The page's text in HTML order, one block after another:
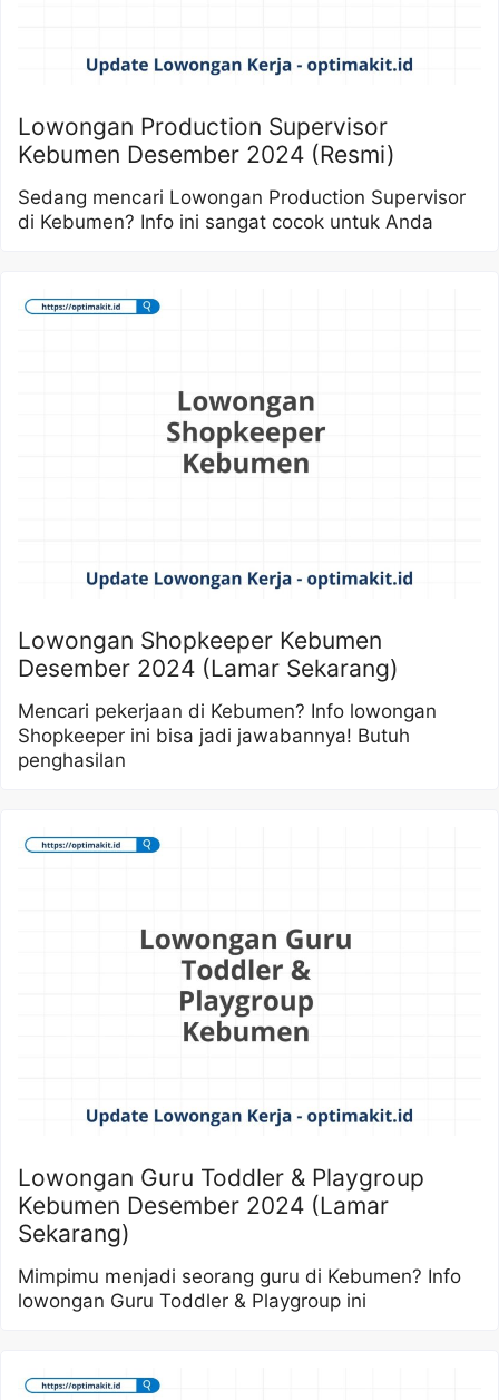
Lowongan Production Supervisor
Kebumen Desember 2024 (Resmi)
Sedang mencari Lowongan Production Supervisor
di Kebumen? Info ini sangat cocok untuk Anda
Lowongan Shopkeeper Kebumen
Desember 2024 (Lamar Sekarang)
Mencari pekerjaan di Kebumen? Info lowongan
Shopkeeper ini bisa jadi jawabannya! Butuh
penghasilan
Lowongan Guru Toddler & Playgroup
Kebumen Desember 2024 (Lamar
Sekarang)
Mimpimu menjadi seorang guru di Kebumen? Info
lowongan Guru Toddler & Playgroup ini